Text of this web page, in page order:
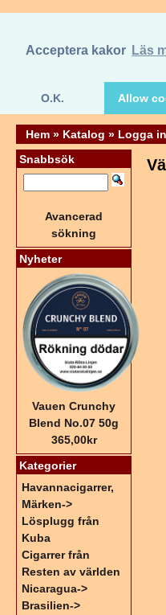
Acceptera kakor Läs
O.K. Allow
Hem » Katalog » Logga in
Snabbsök
Avancerad
sökning
Nyheter
Vauen Crunchy
Blend No.07 50g
365,00kr
Kategorier
Havannacigarrer,
Märken->
Lösplugg från
Kuba
Cigarrer från
Resten av världen
Nicaragua->
Brasilien->